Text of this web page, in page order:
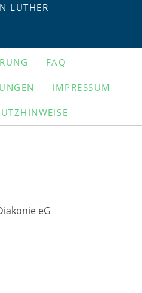
LUTHER
FAQ
IMPRESSUM
eG